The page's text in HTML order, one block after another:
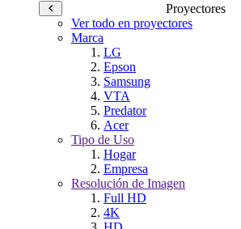
Proyectores
Ver todo en proyectores
Marca
LG
Epson
Samsung
VTA
Predator
Acer
Tipo de Uso
Hogar
Empresa
Resolución de Imagen
Full HD
4K